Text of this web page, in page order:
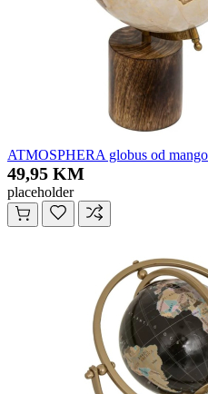
ATMOSPHERA globus od
49,95 KM
placeholder